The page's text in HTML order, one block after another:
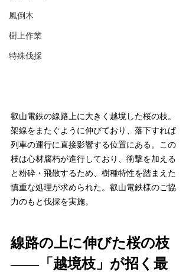
風倒木
樹上作業
特殊伐採
叡山電鉄の線路上に大きく越境した桜の枝。
架線をまたぐように伸びており、落下すれば
列車の運行に直接影響する位置にある。この
枝は心材腐朽が進行しており、衝撃を加える
と粉砕・飛散するため、樹種特性を踏まえた
慎重な処理が求められた。叡山電鉄様のご協
力のもと伐採を実施。
線路の上に伸びた桜の枝
——「越境枝」が招く最